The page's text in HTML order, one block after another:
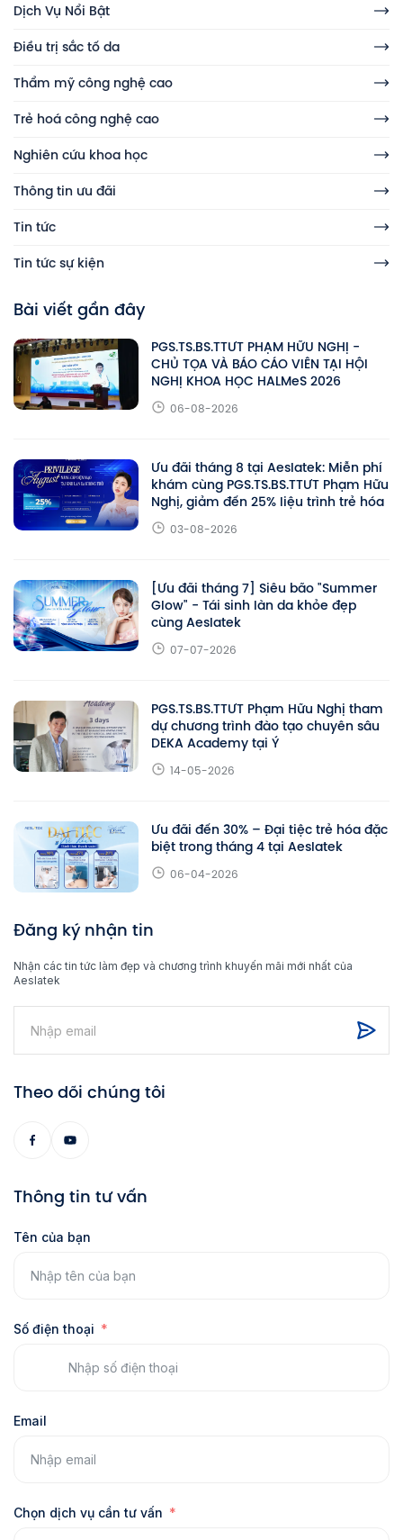
Dịch Vụ Nổi Bật
Điều trị sắc tố da
Thẩm mỹ công nghệ cao
Trẻ hoá công nghệ cao
Nghiên cứu khoa học
Thông tin ưu đãi
Tin tức
Tin tức sự kiện
Bài viết gần đây
PGS.TS.BS.TTƯT PHẠM HỮU NGHỊ -
CHỦ TỌA VÀ BÁO CÁO VIÊN TẠI HỘI
NGHỊ KHOA HỌC HALMeS 2026
06-08-2026
Ưu đãi tháng 8 tại Aeslatek: Miễn phí
khám cùng PGS.TS.BS.TTƯT Phạm Hữu
Nghị, giảm đến 25% liệu trình trẻ hóa
03-08-2026
[Ưu đãi tháng 7] Siêu bão "Summer
Glow" - Tái sinh làn da khỏe đẹp
cùng Aeslatek
07-07-2026
PGS.TS.BS.TTƯT Phạm Hữu Nghị tham
dự chương trình đào tạo chuyên sâu
DEKA Academy tại Ý
14-05-2026
Ưu đãi đến 30% – Đại tiệc trẻ hóa đặc
biệt trong tháng 4 tại Aeslatek
06-04-2026
Đăng ký nhận tin
Nhận các tin tức làm đẹp và chương trình khuyến mãi mới nhất của
Aeslatek
Theo dõi chúng tôi
Thông tin tư vấn
Tên của bạn
Số điện thoại
Email
Chọn dịch vụ cần tư vấn